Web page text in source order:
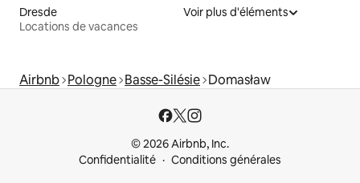
Dresde
Locations de vacances
Voir plus d'éléments
Airbnb Pologne Basse-Silésie Domasław
© 2026 Airbnb, Inc.
Confidentialité
Conditions générales